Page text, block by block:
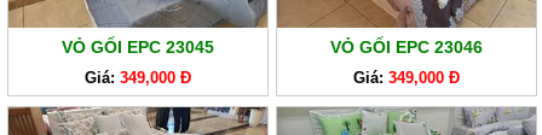
EVERONLITE
PHẨM
VỎ GỐI EPC 23045
Giá: 349,000 Đ
VỎ GỐI EPC 23046
Giá: 349,000 Đ